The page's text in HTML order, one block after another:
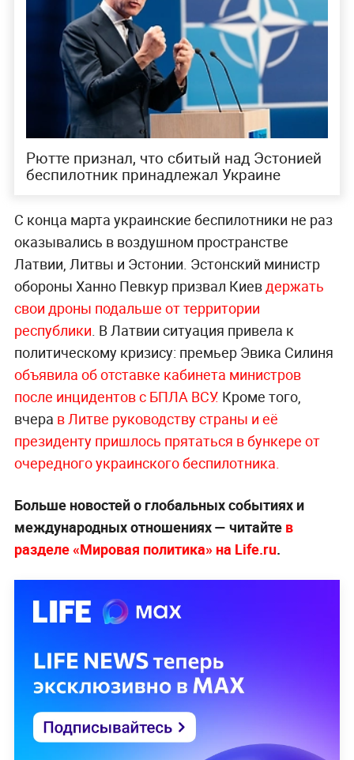
Рютте признал, что сбитый над Эстонией
беспилотник принадлежал Украине
С конца марта украинские беспилотники не раз
оказывались в воздушном пространстве
Латвии, Литвы и Эстонии. Эстонский министр
обороны Ханно Певкур призвал Киевдержать
свои дроны подальше от территории
республики. В Латвии ситуация привела к
политическому кризису: премьер Эвика Силиня
объявила об отставке кабинета министров
после инцидентов с БПЛА ВСУ. Кроме того,
вчера в Литве руководству страны и её
президенту пришлось прятаться в бункере от
очередного украинского беспилотника.
Больше новостей о глобальных событиях и
международных отношениях — читайте в
разделе «Мировая политика» на Life.ru.